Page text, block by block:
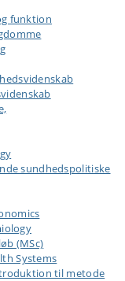
funktion
sundhedspolitiske
(MSc)
Systems
til metode